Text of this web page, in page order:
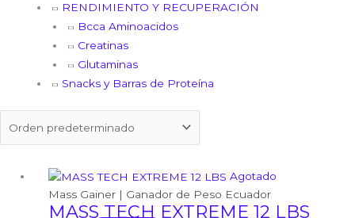
RENDIMIENTO Y RECUPERACIÓN
Bcca Aminoacidos
Creatinas
Glutaminas
Snacks y Barras de Proteína
Agotado
Mass Gainer | Ganador de Peso Ecuador
MASS TECH EXTREME 12 LBS